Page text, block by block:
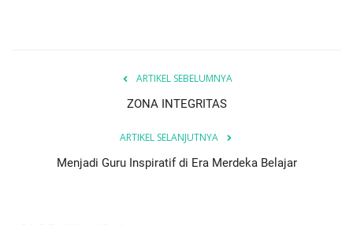
ARTIKEL SEBELUMNYA
ZONA INTEGRITAS
ARTIKEL SELANJUTNYA
Menjadi Guru Inspiratif di Era Merdeka Belajar